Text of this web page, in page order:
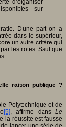
d’organiser
sur
D’une part on a
dans le supérieur,
un autre critère qui
les notes. Sauf que
raison publique ?
Polytechnique et de
[5], affirme dansLe
la réussite est fausse
lancer une série de